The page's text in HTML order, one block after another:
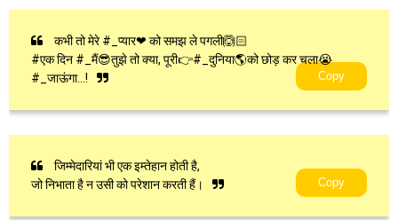
कभी तो मेरे #_प्यार❤ को समझ ले पगली🙆🏻
#एक दिन #_मैं😎तुझे तो क्या, पूरी👉#_दुनिया🌎को छोड़ कर चला😭
#_जाऊंगा...!
Copy
जिम्मेदारियां भी एक इम्तेहान होती है,
जो निभाता है न उसी को परेशान करती हैं।
Copy